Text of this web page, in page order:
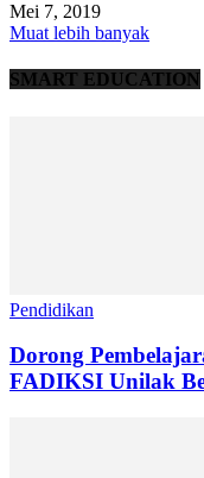
Mei 7, 2019
Muat lebih banyak
SMART EDUCATION
Pendidikan
Dorong
FADIKSI Unilak